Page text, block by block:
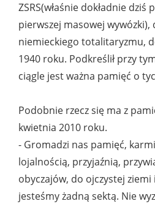
ZSRS(właśnie dokładnie
pierwszej masowej
niemieckiego totalitaryzmu,
1940 roku. Podkreślił przy
ciągle jest ważna pamięć o
Podobnie rzecz się ma z
kwietnia 2010 roku.
- Gromadzi nas pamięć,
lojalnością, przyjaźnią,
obyczajów, do ojczystej
jesteśmy żadną sektą. Nie